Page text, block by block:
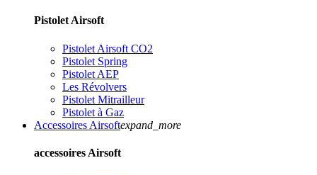
Pistolet Airsoft
Pistolet Airsoft CO2
Pistolet Spring
Pistolet AEP
Les Révolvers
Pistolet Mitrailleur
Pistolet à Gaz
Accessoires Airsoftexpand_more
accessoires Airsoft